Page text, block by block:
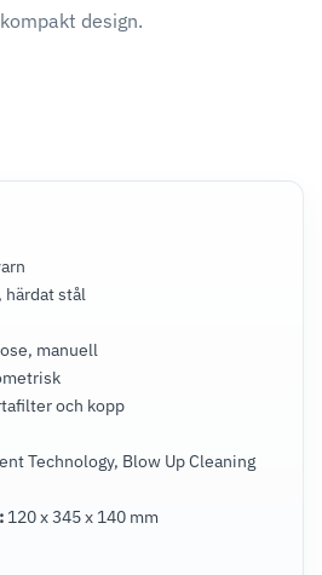
design.
härdat stål
manuell
och kopp
Technology, Blow Up Cleaning
120 x 345 x 140 mm